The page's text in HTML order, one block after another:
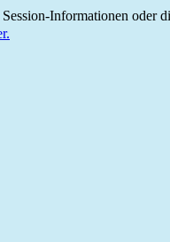
Informationen oder